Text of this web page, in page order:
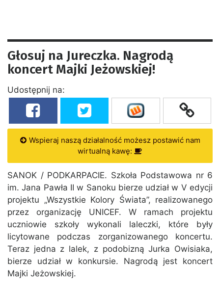
Głosuj na Jureczka. Nagrodą
koncert Majki Jeżowskiej!
Udostępnij na:
Wspieraj naszą działalność możesz postawić nam
wirtualną kawę:
SANOK / PODKARPACIE. Szkoła Podstawowa nr 6
im. Jana Pawła II w Sanoku bierze udział w V edycji
projektu „Wszystkie Kolory Świata”, realizowanego
przez organizację UNICEF. W ramach projektu
uczniowie szkoły wykonali laleczki, które były
licytowane podczas zorganizowanego koncertu.
Teraz jedna z lalek, z podobizną Jurka Owisiaka,
bierze udział w konkursie. Nagrodą jest koncert
Majki Jeżowskiej.